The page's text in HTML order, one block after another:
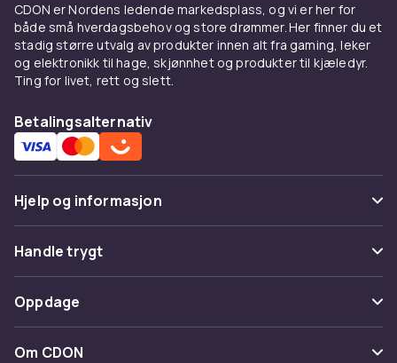
CDON er Nordens ledende markedsplass, og vi er her for
både små hverdagsbehov og store drømmer. Her finner du et
stadig større utvalg av produkter innen alt fra gaming, leker
og elektronikk til hage, skjønnhet og produkter til kjæledyr.
Ting for livet, rett og slett.
Betalingsalternativ
Hjelp og informasjon
Vanlige spørsmål
Spor pakke
Angre & returner her
Kontakt oss
Handle trygt
Betaling
Levering
Oppdage
Kategorier
Om CDON